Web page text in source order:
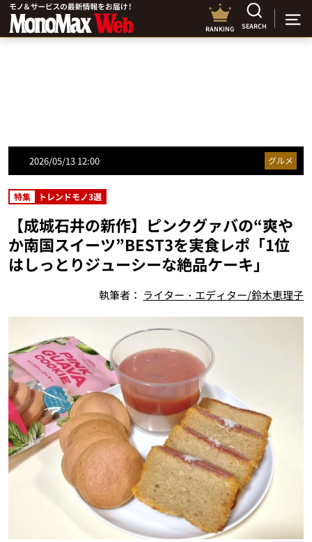
RANKING SEARCH
2026/05/13 12:00 グルメ
特集 トレンドモノ3選
【成城石井の新作】ピンクグァバの“爽や
か南国スイーツ”BEST3を実食レポ「1位
はしっとりジューシーな絶品ケーキ」
執筆者： ライター・エディター/鈴木恵理子